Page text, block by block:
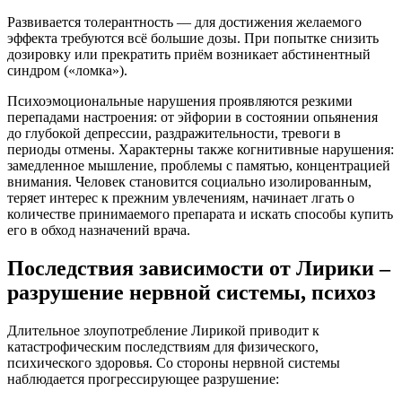
Развивается толерантность — для достижения желаемого
эффекта требуются всё большие дозы. При попытке снизить
дозировку или прекратить приём возникает абстинентный
синдром («ломка»).
Психоэмоциональные нарушения проявляются резкими
перепадами настроения: от эйфории в состоянии опьянения
до глубокой депрессии, раздражительности, тревоги в
периоды отмены. Характерны также когнитивные нарушения:
замедленное мышление, проблемы с памятью, концентрацией
внимания. Человек становится социально изолированным,
теряет интерес к прежним увлечениям, начинает лгать о
количестве принимаемого препарата и искать способы купить
его в обход назначений врача.
Последствия зависимости от Лирики –
разрушение нервной системы, психоз
Длительное злоупотребление Лирикой приводит к
катастрофическим последствиям для физического,
психического здоровья. Со стороны нервной системы
наблюдается прогрессирующее разрушение: